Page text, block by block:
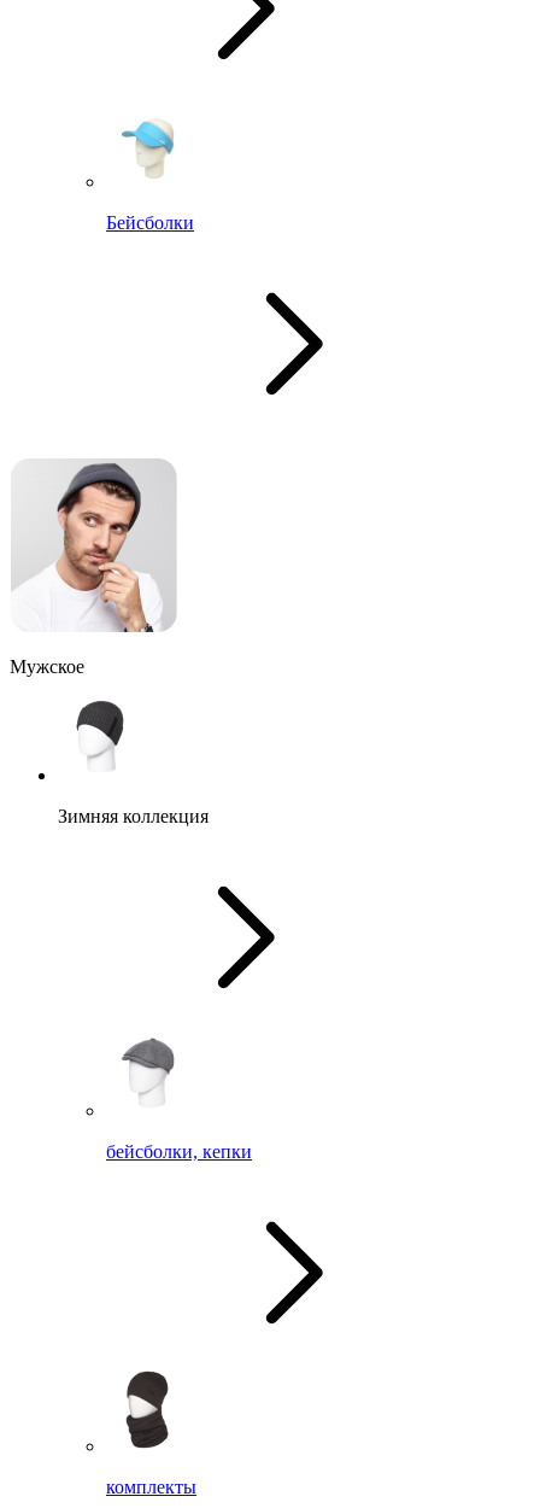
Бейсболки
Мужское
Зимняя коллекция
бейсболки, кепки
комплекты